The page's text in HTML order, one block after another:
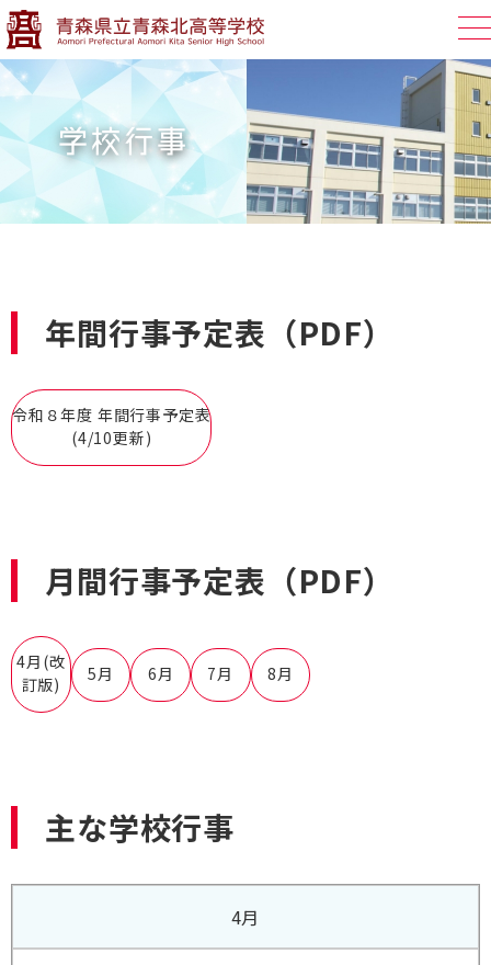
学校行事
年間行事予定表（PDF）
令和８年度 年間行事予定表
(4/10更新)
月間行事予定表（PDF）
4月(改
訂版)
5月 6月 7月 8月
主な学校行事
4月